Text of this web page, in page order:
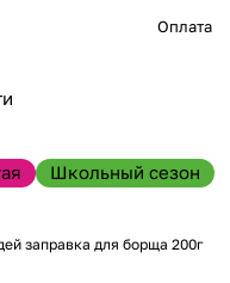
Оплата
Школьный сезон
заправка для борща 200г